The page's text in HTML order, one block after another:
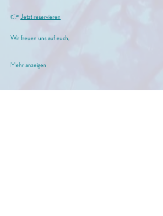
👉 Jetzt reservieren
Wir freuen uns auf euch,
Mehr anzeigen